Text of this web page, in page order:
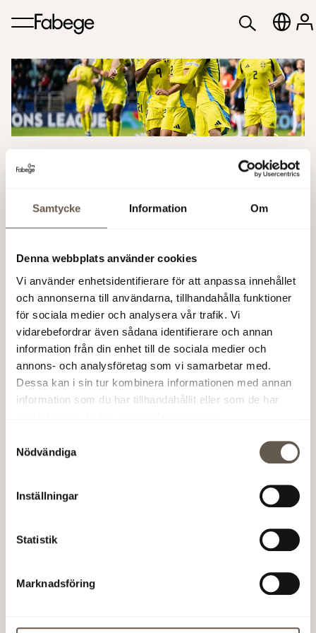
Samtycke Information Om
Denna webbplats använder cookies
Vi använder enhetsidentifierare för att anpassa innehållet
och annonserna till användarna, tillhandahålla funktioner
för sociala medier och analysera vår trafik. Vi
vidarebefordrar även sådana identifierare och annan
information från din enhet till de sociala medier och
annons- och analysföretag som vi samarbetar med.
Dessa kan i sin tur kombinera informationen med annan
information som du har tillhandahållit eller som de har
Nödvändiga
Inställningar
Statistik
Marknadsföring
VM-kval: Sverige-Slovenien
Tisdag 18 november klockan 20:45 är det
dags för Sverige och Slovenien att mötas
på Strawberry Arena!
Läs mer och köp biljett på strawberryarena.se
För senaste nytt, besök
Fabege är stolt delägare i arenan tillsammans med
Svenska fotbollförbundet via Arenabolaget i Solna AB.
Stockholm Live är arenaoperatör.
Skapa serviceärende
Lediga tjänster
GDPR